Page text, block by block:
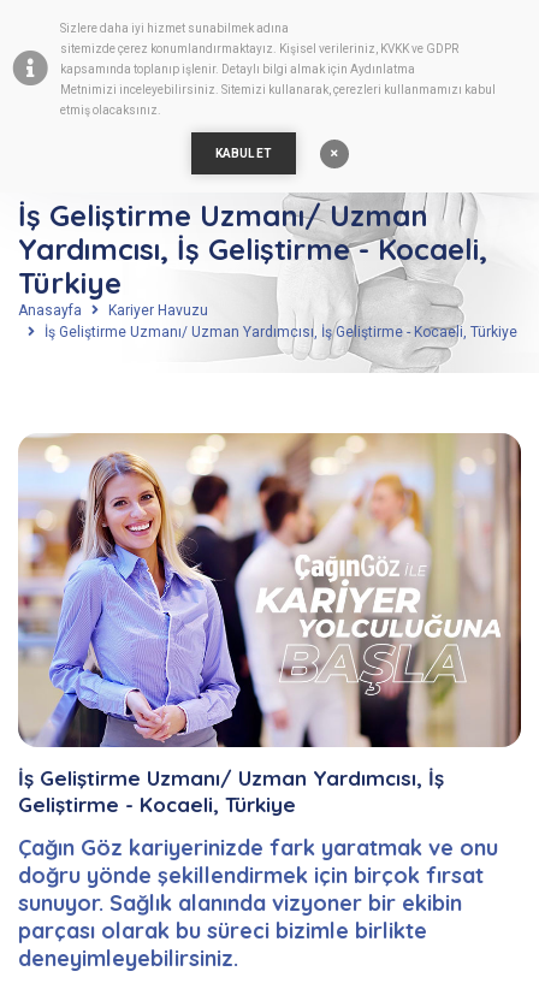
Sizlere daha iyi hizmet sunabilmek adına
sitemizdeçerez konumlandırmaktayız. Kişisel verileriniz, KVKK ve GDPR
kapsamında toplanıp işlenir. Detaylı bilgi almak için Aydınlatma
Metnimizi inceleyebilirsiniz. Sitemizi kullanarak, çerezleri kullanmamızı kabul
etmiş olacaksınız.
KABUL ET
İş Geliştirme Uzmanı/ Uzman
Yardımcısı, İş Geliştirme - Kocaeli,
Türkiye
Anasayfa
Kariyer Havuzu
İş Geliştirme Uzmanı/ Uzman Yardımcısı, İş Geliştirme - Kocaeli, Türkiye
İş Geliştirme Uzmanı/ Uzman Yardımcısı, İş
Geliştirme - Kocaeli, Türkiye
Çağın Göz kariyerinizde fark yaratmak ve onu
doğru yönde şekillendirmek için birçok fırsat
sunuyor. Sağlık alanında vizyoner bir ekibin
parçası olarak bu süreci bizimle birlikte
deneyimleyebilirsiniz.